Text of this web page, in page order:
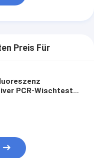
Preis Für
PCR-Wischtest